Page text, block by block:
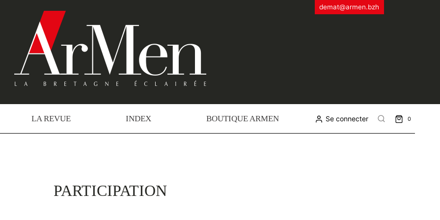
demat@armen.bzh
LA REVUE INDEX BOUTIQUE ARMEN Se connecter 0
PARTICIPATION